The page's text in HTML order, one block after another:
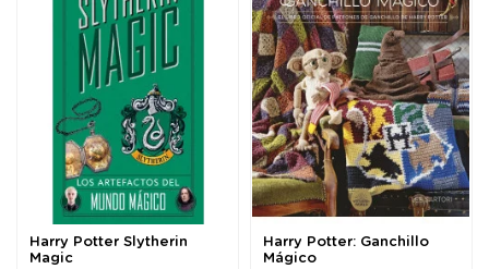
Harry Potter Slytherin
Magic
Harry Potter: Ganchillo
Mágico